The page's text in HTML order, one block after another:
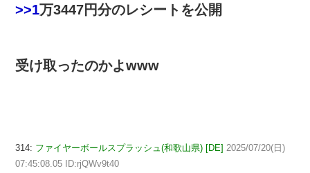
>>1万3447円分のレシートを公開
受け取ったのかよwww
314: ファイヤーボールスプラッシュ(和歌山県) [DE] 2025/07/20(日)
07:45:08.05 ID:rjQWv9t40